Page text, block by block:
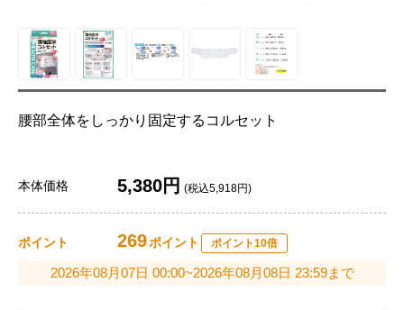
腰部全体をしっかり固定するコルセット
本体価格 5,380円 (税込5,918円)
ポイント 269ポイント ポイント10倍
2026年08月07日 00:00~2026年08月08日 23:59まで